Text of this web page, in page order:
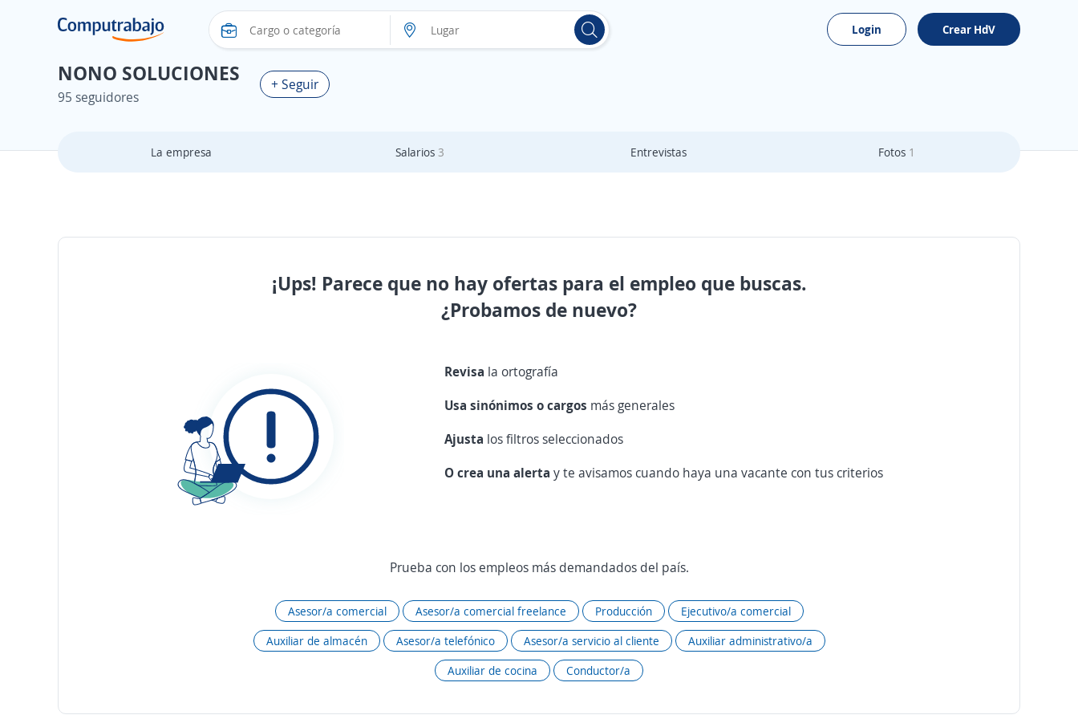
Login Crear HdV
NONO SOLUCIONES
95 seguidores
+ Seguir
La empresa Salarios 3 Entrevistas Fotos 1
¡Ups! Parece que no hay ofertas para el empleo que buscas.
¿Probamos de nuevo?
Revisa la ortografía
Usa sinónimos o cargos más generales
Ajusta los filtros seleccionados
O crea una alertay te avisamos cuando haya una vacante con tus criterios
Prueba con los empleos más demandados del país.
Asesor/a comercial Asesor/a comercial freelance Producción
Ejecutivo/a comercial
Auxiliar de almacén
Asesor/a telefónico Asesor/a servicio al cliente
Auxiliar administrativo/a
Auxiliar de cocina
Conductor/a